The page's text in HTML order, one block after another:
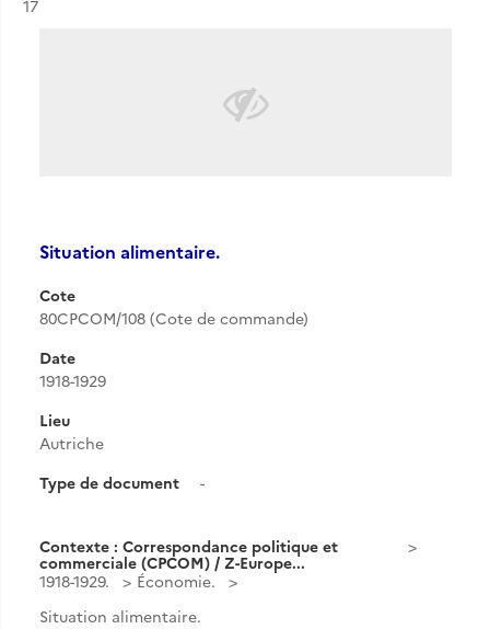
Résultat n°
17
Situation alimentaire.
Cote
80CPCOM/108 (Cote de commande)
Date
1918-1929
Lieu
Autriche
Type de document
-
Contexte : Correspondance politique et
commerciale (CPCOM) / Z-Europe...
1918-1929.
Économie.
Situation alimentaire.